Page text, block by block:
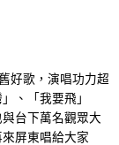
好歌，演唱功力超
、「我要飛」
台下萬名觀眾大
屏東唱給大家